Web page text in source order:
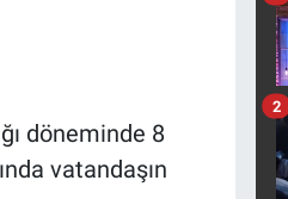
döneminde 8
vatandaşın
2